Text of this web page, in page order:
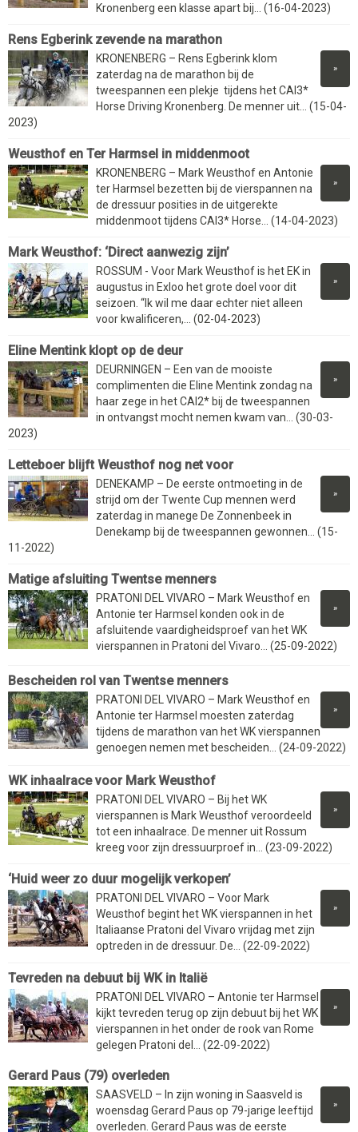
Kronenberg een klasse apart bij... (16-04-2023)
Rens Egberink zevende na marathon
»
KRONENBERG – Rens Egberink klom
zaterdag na de marathon bij de
tweespannen een plekje tijdens het CAI3*
Horse Driving Kronenberg. De menner uit... (15-04-
2023)
Weusthof en Ter Harmsel in middenmoot
»
KRONENBERG – Mark Weusthof en Antonie
ter Harmsel bezetten bij de vierspannen na
de dressuur posities in de uitgerekte
middenmoot tijdens CAI3* Horse... (14-04-2023)
Mark Weusthof: ‘Direct aanwezig zijn’
»
ROSSUM - Voor Mark Weusthof is het EK in
augustus in Exloo het grote doel voor dit
seizoen. “Ik wil me daar echter niet alleen
voor kwalificeren,... (02-04-2023)
Eline Mentink klopt op de deur
»
DEURNINGEN – Een van de mooiste
complimenten die Eline Mentink zondag na
haar zege in het CAI2* bij de tweespannen
in ontvangst mocht nemen kwam van... (30-03-
2023)
Letteboer blijft Weusthof nog net voor
»
DENEKAMP – De eerste ontmoeting in de
strijd om der Twente Cup mennen werd
zaterdag in manege De Zonnenbeek in
Denekamp bij de tweespannen gewonnen... (15-
11-2022)
Matige afsluiting Twentse menners
»
PRATONI DEL VIVARO – Mark Weusthof en
Antonie ter Harmsel konden ook in de
afsluitende vaardigheidsproef van het WK
vierspannen in Pratoni del Vivaro... (25-09-2022)
Bescheiden rol van Twentse menners
»
PRATONI DEL VIVARO – Mark Weusthof en
Antonie ter Harmsel moesten zaterdag
tijdens de marathon van het WK vierspannen
genoegen nemen met bescheiden... (24-09-2022)
WK inhaalrace voor Mark Weusthof
»
PRATONI DEL VIVARO – Bij het WK
vierspannen is Mark Weusthof veroordeeld
tot een inhaalrace. De menner uit Rossum
kreeg voor zijn dressuurproef in... (23-09-2022)
‘Huid weer zo duur mogelijk verkopen’
»
PRATONI DEL VIVARO – Voor Mark
Weusthof begint het WK vierspannen in het
Italiaanse Pratoni del Vivaro vrijdag met zijn
optreden in de dressuur. De... (22-09-2022)
Tevreden na debuut bij WK in Italië
»
PRATONI DEL VIVARO – Antonie ter Harmsel
kijkt tevreden terug op zijn debuut bij het WK
vierspannen in het onder de rook van Rome
gelegen Pratoni del... (22-09-2022)
Gerard Paus (79) overleden
»
SAASVELD – In zijn woning in Saasveld is
woensdag Gerard Paus op 79-jarige leeftijd
overleden. Gerard Paus was de eerste